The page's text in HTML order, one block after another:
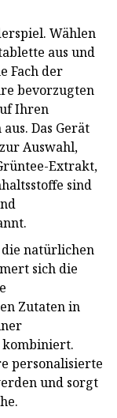
Wählen
aus und
Fach der
bevorzugten
Ihren
Das Gerät
Auswahl,
Extrakt,
sind
natürlichen
sich die
Zutaten in
kombiniert.
personalisierte
und sorgt